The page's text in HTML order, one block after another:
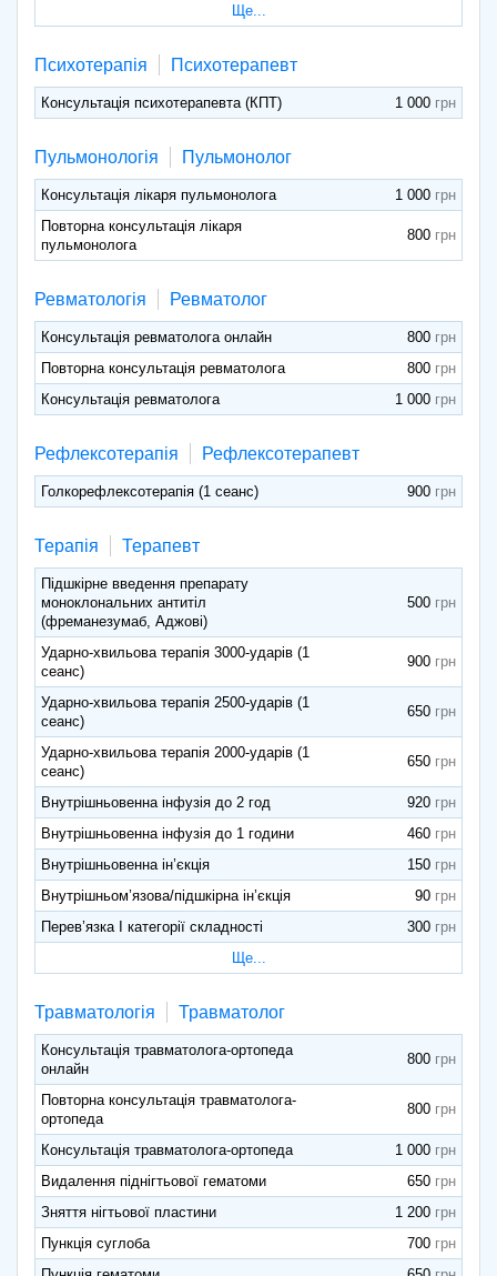
Ще...
Психотерапія Психотерапевт
Консультація психотерапевта (КПТ) 1 000
Пульмонологія Пульмонолог
Консультація лікаря пульмонолога
1 000
Повторна консультація лікаря
пульмонолога
800
Ревматологія Ревматолог
Консультація ревматолога онлайн
800
Повторна консультація ревматолога
800
Консультація ревматолога
1 000
Рефлексотерапія Рефлексотерапевт
Голкорефлексотерапія (1 сеанс) 900
Терапія Терапевт
Підшкірне введення препарату
моноклональних антитіл
(фреманезумаб, Аджові)
500
Ударно-хвильова терапія 3000-ударів (1
сеанс)
900
Ударно-хвильова терапія 2500-ударів (1
сеанс)
650
Ударно-хвильова терапія 2000-ударів (1
сеанс)
650
Внутрішньовенна інфузія до 2 год
920
Внутрішньовенна інфузія до 1 години
460
Внутрішньовенна ін’єкція
150
Внутрішньом’язова/підшкірна ін’єкція
90
Перев’язка I категорії складності
300
Ще...
Травматологія Травматолог
Консультація травматолога-ортопеда
онлайн
800
Повторна консультація травматолога-
ортопеда
800
Консультація травматолога-ортопеда
1 000
Видалення піднігтьової гематоми
650
Зняття нігтьової пластини
1 200
Пункція суглоба
700